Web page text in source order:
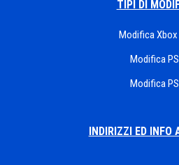
TIPI DI
Modifica Xbox
Modifica
Modifica
INDIRIZZI ED INFO